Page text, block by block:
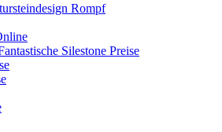
Rompf
Silestone Preise